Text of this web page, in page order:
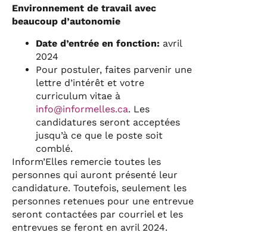
Environnement de travail avec
beaucoup d’autonomie
Date d’entrée en fonction: avril
2024
Pour postuler, faites parvenir une
lettre d’intérêt et votre
curriculum vitae à
info@informelles.ca. Les
candidatures seront acceptées
jusqu’à ce que le poste soit
comblé.
Inform’Elles remercie toutes les
personnes qui auront présenté leur
candidature. Toutefois, seulement les
personnes retenues pour une entrevue
seront contactées par courriel et les
entrevues se feront en avril 2024.